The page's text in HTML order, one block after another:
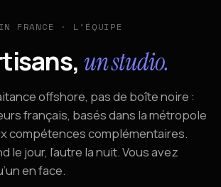
FRANCE · L’ÉQUIPE
un studio.
offshore, pas de boîte noire :
français, basés dans la métropole
compétences complémentaires.
le jour, l’autre la nuit. Vous avez
en face.